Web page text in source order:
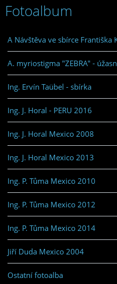
Fotoalbum
A Návštěva ve sbírce Františka
A. myriostigma "ZEBRA" -
Ing. Ervín Taübel - sbírka
Ing. J. Horal - PERU 2016
Ing. J. Horal Mexico 2008
Ing. J. Horal Mexico 2013
Ing. P. Tůma Mexico 2010
Ing. P. Tůma Mexico 2012
Ing. P. Tůma Mexico 2014
Jiří Duda Mexico 2004
Ostatní fotoalba